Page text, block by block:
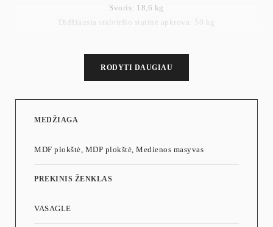
Svoris: 18,6 kg
Didžiausia stalviršio statinė apkrova: 50 kg
RODYTI DAUGIAU
MEDŽIAGA
MDF plokštė, MDP plokštė, Medienos masyvas
PREKINIS ŽENKLAS
VASAGLE